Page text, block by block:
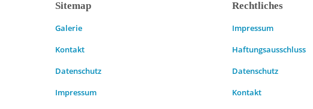
Sitemap
Galerie
Kontakt
Datenschutz
Impressum
Rechtliches
Impressum
Haftungsausschluss
Datenschutz
Kontakt